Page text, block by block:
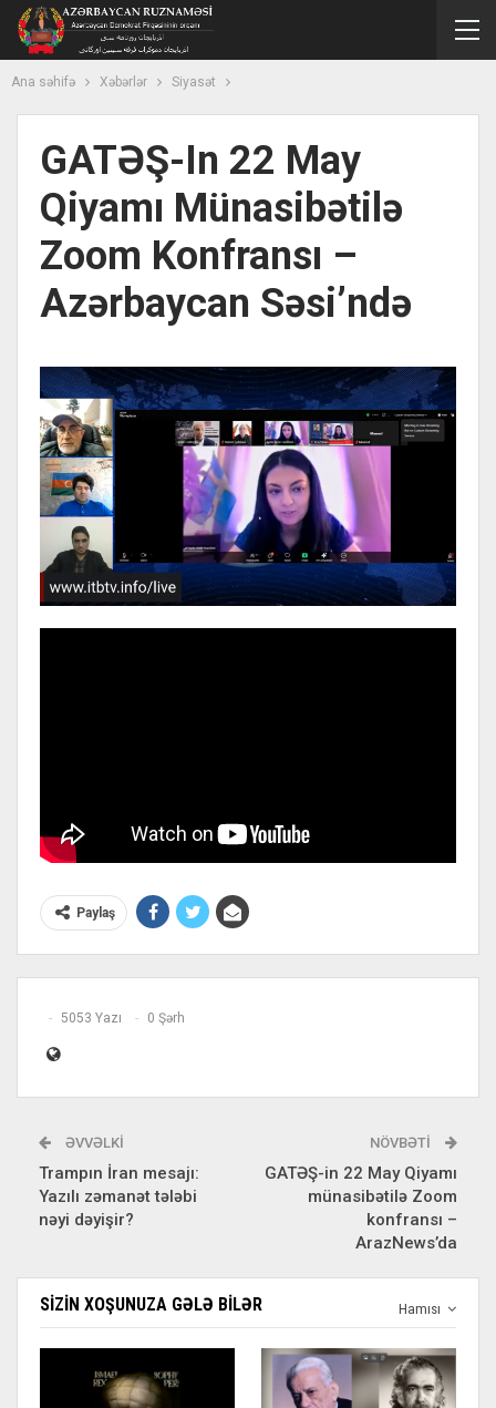
Ana səhifə Xəbərlər Siyasət
GATƏŞ-In 22 May
Qiyamı Münasibətilə
Zoom Konfransı –
Azərbaycan Səsi’ndə
Paylaş
5053 Yazı 0 Şərh
ƏVVƏLKI
Trampın İran mesajı:
Yazılı zəmanət tələbi
nəyi dəyişir?
NÖVBƏTI
GATƏŞ-in 22 May Qiyamı
münasibətilə Zoom
konfransı –
ArazNews’da
Hamısı
SIZIN XOŞUNUZA GƏLƏ BILƏR